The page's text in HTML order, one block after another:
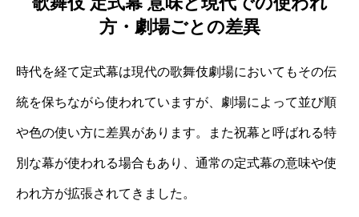
方・劇場ごとの差異
時代を経て定式幕は現代の歌舞伎劇場においてもその伝
統を保ちながら使われていますが、劇場によって並び順
や色の使い方に差異があります。また祝幕と呼ばれる特
別な幕が使われる場合もあり、通常の定式幕の意味や使
われ方が拡張されてきました。